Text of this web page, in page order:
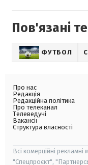
Пов'язані
ФУТБОЛ
Про нас
Редакція
Редакційна політика
Про телеканал
Телеведучі
Вакансії
Структура власності
Всі комерційні
"Спецпроєкт",